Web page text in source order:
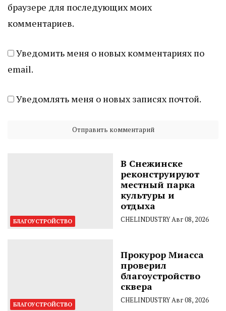
браузере для последующих моих
комментариев.
Уведомить меня о новых комментариях по
email.
Уведомлять меня о новых записях почтой.
БЛАГОУСТРОЙСТВО
В Снежинске
реконструируют
местный парка
культуры и
отдыха
CHELINDUSTRYАвг 08, 2026
БЛАГОУСТРОЙСТВО
Прокурор Миасса
проверил
благоустройство
сквера
CHELINDUSTRYАвг 08, 2026